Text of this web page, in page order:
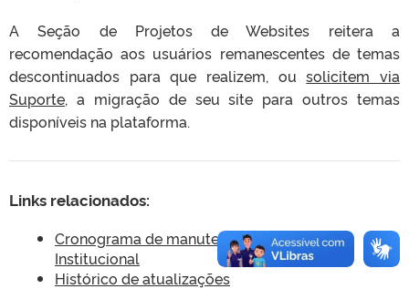
A Seção de Projetos de Websites reitera a
recomendação aos usuários remanescentes de temas
descontinuados para que realizem, ousolicitem via
Suporte, a migração de seu site para outros temas
disponíveis na plataforma.
Links relacionados:
Cronograma de manutenção do WordPress
Institucional
Histórico de atualizações